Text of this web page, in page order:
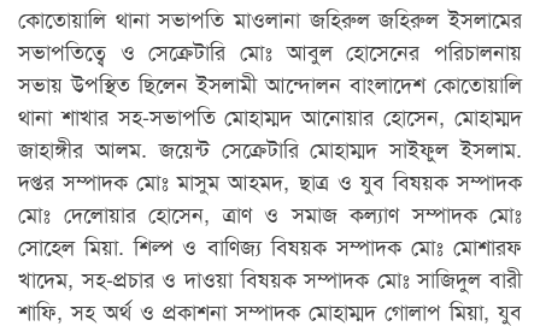
কোতোয়ালি থানা সভাপতি মাওলানা জহিরুল জহিরুল ইসলামের
সভাপতিত্বে ও সেক্রেটারি মোঃ আবুল হোসেনের পরিচালনায়
সভায় উপস্থিত ছিলেন ইসলামী আন্দোলন বাংলাদেশ কোতোয়ালি
থানা শাখার সহ-সভাপতি মোহাম্মদ আনোয়ার হোসেন, মোহাম্মদ
জাহাঙ্গীর আলম. জয়েন্ট সেক্রেটারি মোহাম্মদ সাইফুল ইসলাম.
দপ্তর সম্পাদক মোঃ মাসুম আহমদ, ছাত্র ও যুব বিষয়ক সম্পাদক
মোঃ দেলোয়ার হোসেন, ত্রাণ ও সমাজ কল্যাণ সম্পাদক মোঃ
সোহেল মিয়া. শিল্প ও বাণিজ্য বিষয়ক সম্পাদক মোঃ মোশারফ
খাদেম, সহ-প্রচার ও দাওয়া বিষয়ক সম্পাদক মোঃ সাজিদুল বারী
শাফি, সহ অর্থ ও প্রকাশনা সম্পাদক মোহাম্মদ গোলাপ মিয়া, যুব